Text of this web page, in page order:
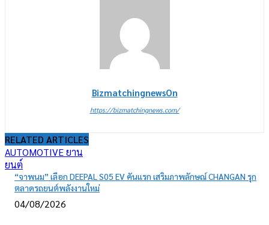
BizmatchingnewsOn
https://bizmatchingnews.com/
RELATED ARTICLES
AUTOMOTIVE ยาน
ยนต์
“จาพนม” เลือก DEEPAL S05 EV คันแรก เสริมภาพลักษณ์ CHANGAN รุก
ตลาดรถยนต์พลังงานใหม่
04/08/2026